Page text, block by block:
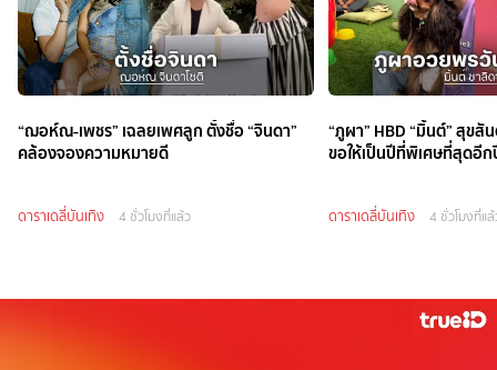
“ฌอห์ณ-เพชร” เฉลยเพศลูก ตั้งชื่อ “จินดา”
คล้องจองความหมายดี
ดาราเดลี่บันเทิง 4 ชั่วโมงที่แล้ว
“ภูผา” HBD “มิ้นต์” สุขสั
ขอให้เป็นปีที่พิเศษที่สุดอีก
ดาราเดลี่บันเทิง 4 ชั่วโมงที่แ